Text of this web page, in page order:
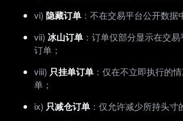
vi) 隐藏订单 ：不在交易平台公开数据
vii) 冰山订单 ：订单仅部分显示在交
订单；
viii) 只挂单订单 ：仅在不立即执行的
单；
ix) 只减仓订单 ：仅允许减少所持头寸